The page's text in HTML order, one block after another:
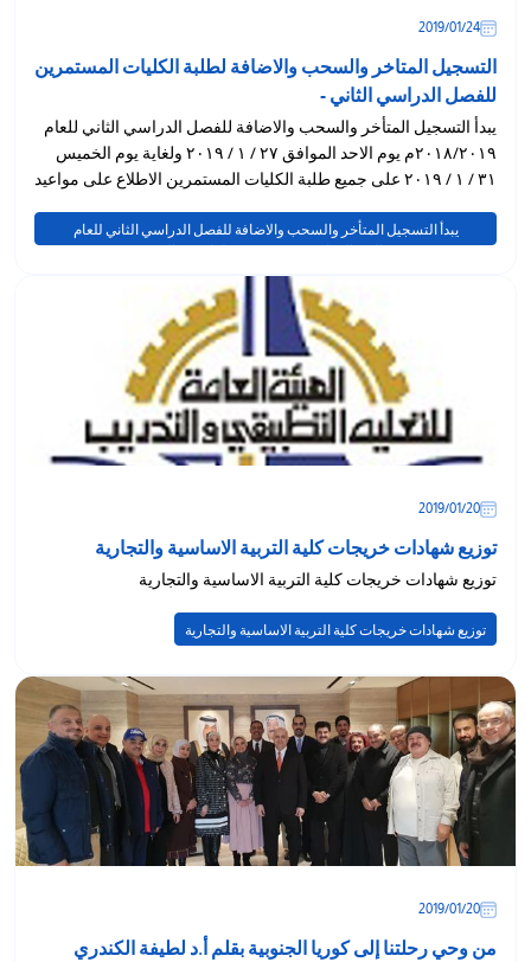
24‏/01‏/2019
التسجيل المتاخر والسحب والاضافة لطلبة الكليات المستمرين
للفصل الدراسي الثاني -
يبدأ التسجيل المتأخر والسحب والاضافة للفصل الدراسي الثاني للعام
٢٠١٨/٢٠١٩م يوم الاحد الموافق ٢٧ / ١ / ٢٠١٩ ولغاية يوم الخميس
٣١ / ١ / ٢٠١٩ على جميع طلبة الكليات المستمرين الاطلاع على مواعيد
يبدأ التسجيل المتأخر والسحب والاضافة للفصل الدراسي الثاني للعام
٢٠١٨/٢٠١٩م يوم الاحد الموافق ٢٧ / ١ / ٢٠١٩ ولغاية يوم الخميس ٣١ / ١ / ٢٠١٩
على جميع طلبة الكليات المستمرين الاطلاع على مواعيد التسجيل
20‏/01‏/2019
توزيع شهادات خريجات كلية التربية الاساسية والتجارية
توزيع شهادات خريجات كلية التربية الاساسية والتجارية
توزيع شهادات خريجات كلية التربية الاساسية والتجارية
20‏/01‏/2019
من وحي رحلتنا إلى كوريا الجنوبية بقلم أ.د لطيفة الكندري